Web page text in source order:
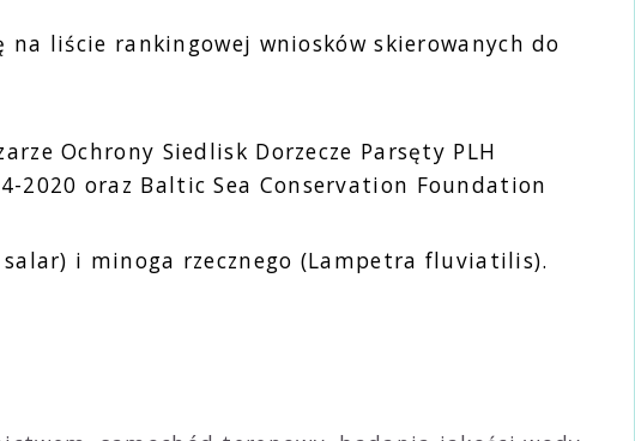
liście rankingowej wniosków skierowanych do
Ochrony Siedlisk Dorzecze Parsęty PLH
2020 oraz Baltic Sea Conservation Foundation
i minoga rzecznego (Lampetra fluviatilis).